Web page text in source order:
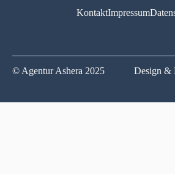
KontaktImpressum
© Agentur Ashera 2025 Design &